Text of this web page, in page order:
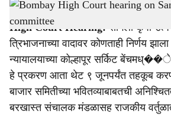
h
a
r
e
Bombay High Court hearing on Sangli market committee
High Court Hearing: सांगली कृषी
त्रिभाजनाच्या वादावर कोणताही निर्णय
न्यायालयाच्या कोल्हापूर सर्किट
हे प्रकरण आता थेट ९ जूनपर्यंत तहकूब
बाजार समितीच्या भवितव्याबाबतची
बरखास्त संचालक मंडळासह राजकीय